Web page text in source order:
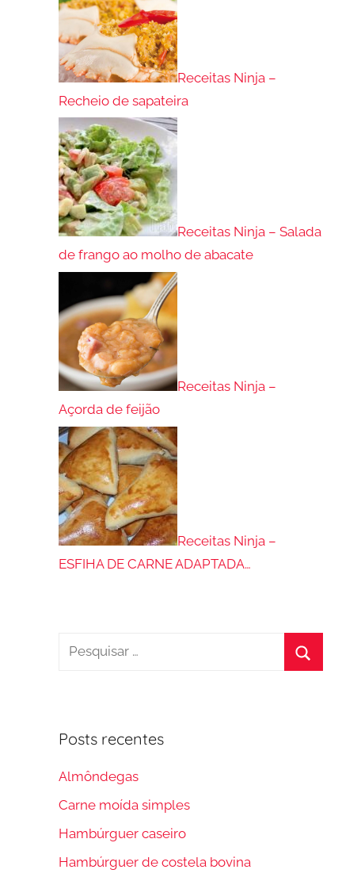
Receitas Ninja –
Recheio de sapateira
Receitas Ninja – Salada
de frango ao molho de abacate
Receitas Ninja –
Açorda de feijão
Receitas Ninja –
ESFIHA DE CARNE ADAPTADA…
Pesquisar
Posts recentes
Almôndegas
Carne moída simples
Hambúrguer caseiro
Hambúrguer de costela bovina